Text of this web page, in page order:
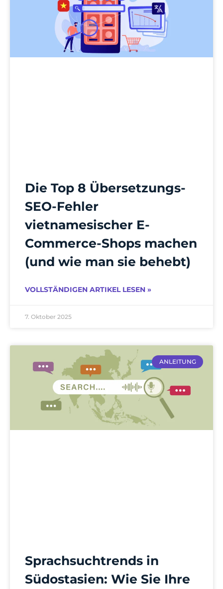
Die Top 8 Übersetzungs-
SEO-Fehler
vietnamesischer E-
Commerce-Shops machen
(und wie man sie behebt)
VOLLSTÄNDIGEN ARTIKEL LESEN »
7. Oktober 2025
ANLEITUNG
Sprachsuchtrends in
Südostasien: Wie Sie Ihre